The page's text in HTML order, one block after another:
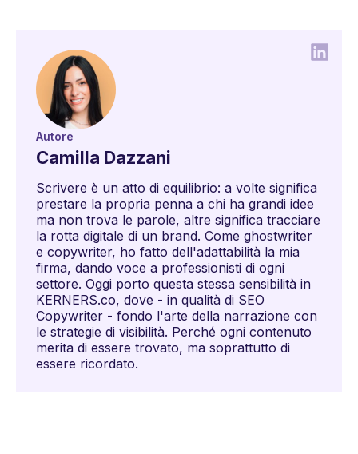
Autore
Camilla Dazzani
Scrivere è un atto di equilibrio: a volte significa
prestare la propria penna a chi ha grandi idee
ma non trova le parole, altre significa tracciare
la rotta digitale di un brand. Come ghostwriter
e copywriter, ho fatto dell'adattabilità la mia
firma, dando voce a professionisti di ogni
settore. Oggi porto questa stessa sensibilità in
KERNERS.co, dove - in qualità di SEO
Copywriter - fondo l'arte della narrazione con
le strategie di visibilità. Perché ogni contenuto
merita di essere trovato, ma soprattutto di
essere ricordato.